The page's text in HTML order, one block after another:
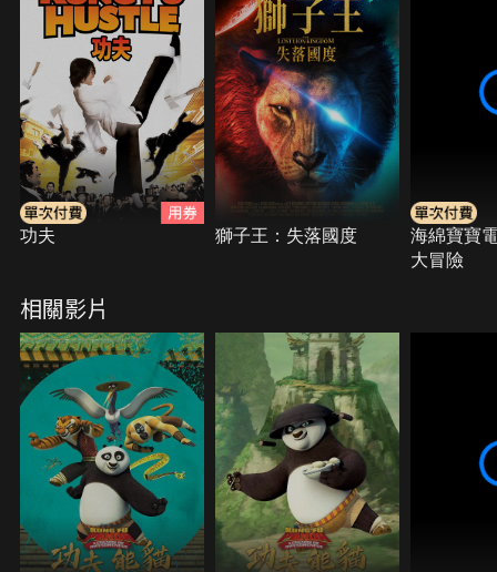
功夫 獅子王：失落國度
海綿寶寶
大冒險
相關影片